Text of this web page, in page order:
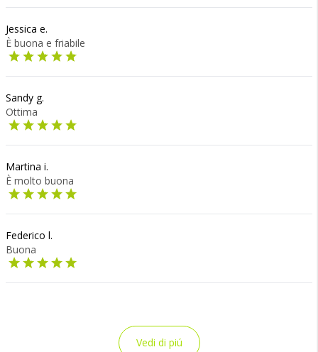
Jessica e.
È buona e friabile
Sandy g.
Ottima
Martina i.
È molto buona
Federico l.
Buona
Vedi di piú